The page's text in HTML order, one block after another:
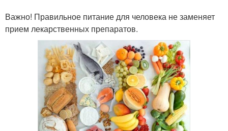
Важно! Правильное питание для человека не заменяет
прием лекарственных препаратов.